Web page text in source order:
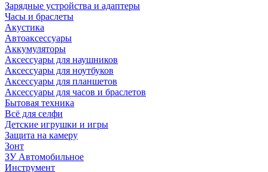
Зарядные устройства и адаптеры
Часы и браслеты
Акустика
Автоаксессуары
Аккумуляторы
Аксессуары для наушников
Аксессуары для ноутбуков
Аксессуары для планшетов
Аксессуары для часов и браслетов
Бытовая техника
Всё для селфи
Детские игрушки и игры
Защита на камеру
Зонт
ЗУ Автомобильное
Инструмент